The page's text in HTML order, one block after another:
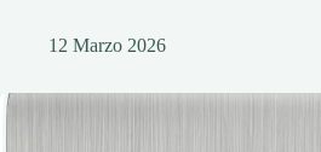
12 Marzo 2026